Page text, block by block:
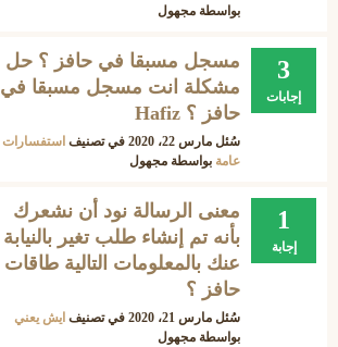
بواسطة مجهول
3
إجابات
مسجل مسبقا في حافز ؟ حل
مشكلة انت مسجل مسبقا في
حافز ؟ Hafiz
سُئل مارس 22، 2020 في تصنيف استفسارات
عامة بواسطة مجهول
1
إجابة
معنى الرسالة نود أن نشعرك
بأنه تم إنشاء طلب تغير بالنيابة
عنك بالمعلومات التالية طاقات
حافز ؟
سُئل مارس 21، 2020 في تصنيف ايش يعني
بواسطة مجهول